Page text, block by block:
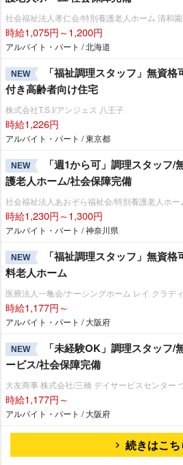
社会福祉法人孝仁会/特別養護老人ホーム 清和園
時給1,075円～1,200円
アルバイト・パート / 北海道
NEW
「福祉調理スタッフ」無資
付き高齢者向け住宅
株式会社T.S.I/アンジェス 八王子
時給1,226円
アルバイト・パート / 東京都
NEW
「週1から可」調理スタッフ
護老人ホーム/社会保障完備
社会福祉法人あおぞら福祉会/特別養護老人ホー
時給1,230円～1,300円
アルバイト・パート / 神奈川県
NEW
「福祉調理スタッフ」無資
料老人ホーム
医療法人一亀会/ナーシングホーム レイ クラデ
時給1,177円～
アルバイト・パート / 大阪府
NEW
「未経験OK」調理スタッフ
ービス/社会保障完備
大友商事 株式会社/三橋 デイサービスセンター
時給1,177円～
アルバイト・パート / 大阪府
続きはこち